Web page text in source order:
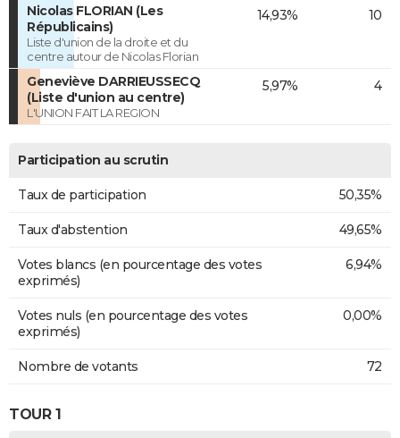
Nicolas FLORIAN (Les
Républicains)
Liste d'union de la droite et du
centre autour de Nicolas Florian
14,93% 10
Geneviève DARRIEUSSECQ
(Liste d'union au centre)
L'UNION FAIT LA REGION
5,97% 4
Participation au scrutin
Taux de participation 50,35%
Taux d'abstention 49,65%
Votes blancs (en pourcentage des votes
exprimés)
6,94%
Votes nuls (en pourcentage des votes
exprimés)
0,00%
Nombre de votants 72
TOUR 1